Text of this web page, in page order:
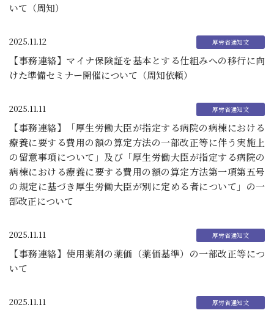
いて（周知）
2025.11.12
【事務連絡】マイナ保険証を基本とする仕組みへの移行に向
けた準備セミナー開催について（周知依頼）
2025.11.11
【事務連絡】「厚生労働大臣が指定する病院の病棟における
療養に要する費用の額の算定方法の一部改正等に伴う実施上
の留意事項について」及び「厚生労働大臣が指定する病院の
病棟における療養に要する費用の額の算定方法第一項第五号
の規定に基づき厚生労働大臣が別に定める者について」の一
部改正について
2025.11.11
【事務連絡】使用薬剤の薬価（薬価基準）の一部改正等につ
いて
2025.11.11